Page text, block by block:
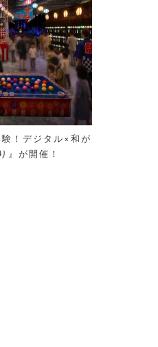
！デジタル×和が
』が開催！